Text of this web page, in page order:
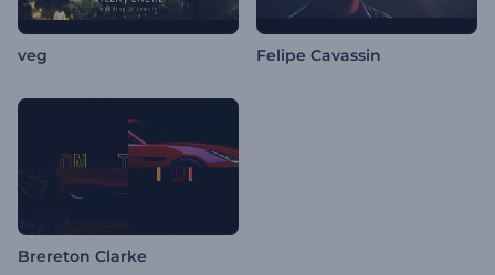
veg Felipe Cavassin
Brereton Clarke